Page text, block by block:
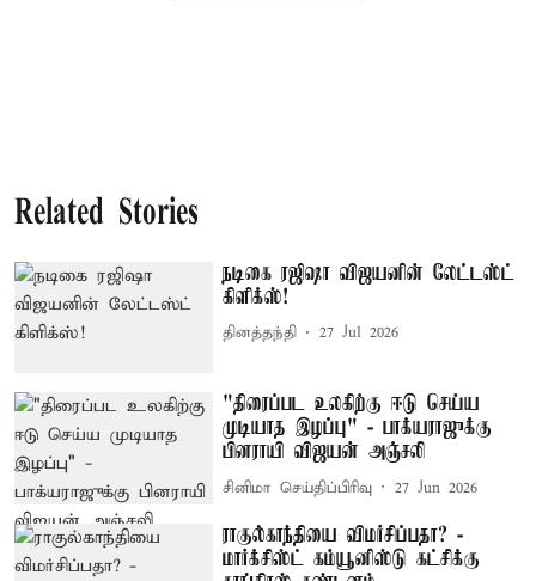
Related Stories
நடிகை ரஜிஷா விஜயனின் லேட்டஸ்ட்
கிளிக்ஸ்!
தினத்தந்தி 27 Jul 2026
"திரைப்பட உலகிற்கு ஈடு செய்ய
முடியாத இழப்பு" - பாக்யராஜுக்கு
பினராயி விஜயன் அஞ்சலி
சினிமா செய்திப்பிரிவு 27 Jun 2026
ராகுல்காந்தியை விமர்சிப்பதா? -
மார்க்சிஸ்ட் கம்யூனிஸ்டு கட்சிக்கு